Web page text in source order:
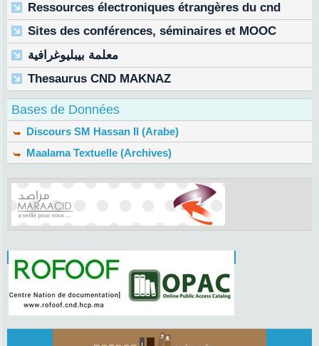
Ressources électroniques étrangères du cnd
Sites des conférences, séminaires et MOOC
معلمة بيبليوغرافية
Thesaurus CND MAKNAZ
Bases de Données
Discours SM Hassan II (Arabe)
Maalama Textuelle (Archives)